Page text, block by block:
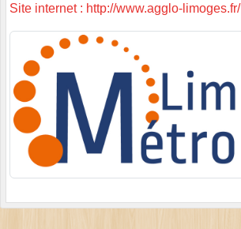
Site internet : http://www.agglo-limoges.fr/